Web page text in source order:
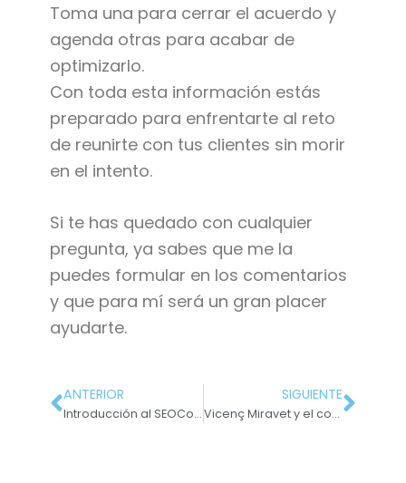
Toma una para cerrar el acuerdo y
agenda otras para acabar de
optimizarlo.
Con toda esta información estás
preparado para enfrentarte al reto
de reunirte con tus clientes sin morir
en el intento.
Si te has quedado con cualquier
pregunta, ya sabes que me la
puedes formular en los comentarios
y que para mí será un gran placer
ayudarte.
ANTERIOR
Introducción al SEOCopywriting #5: Enamora a Google con las etiquetas META
SIGUIENTE
Vicenç Miravet y el copywriting de los vídeos de venta